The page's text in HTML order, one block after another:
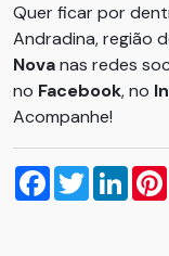
Quer ficar por
Andradina, região
Novanas redes
no Facebook, no
Acompanhe!
Facebook
Twitter